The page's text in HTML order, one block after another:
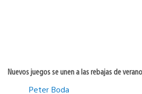
Nuevos juegos se unen a las rebajas de
Peter Boda